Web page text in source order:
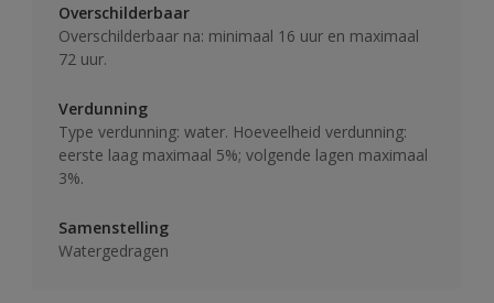
Overschilderbaar
Overschilderbaar na: minimaal 16 uur en maximaal
72 uur.
Verdunning
Type verdunning: water. Hoeveelheid verdunning:
eerste laag maximaal 5%; volgende lagen maximaal
3%.
Samenstelling
Watergedragen